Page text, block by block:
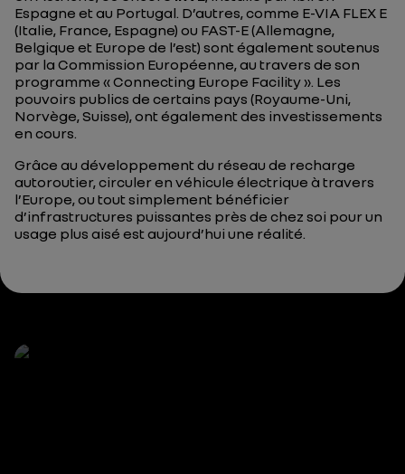
Espagne et au Portugal. D’autres, comme E-VIA FLEX E
(Italie, France, Espagne) ou FAST-E (Allemagne,
Belgique et Europe de l’est) sont également soutenus
par la Commission Européenne, au travers de son
programme « Connecting Europe Facility ». Les
pouvoirs publics de certains pays (Royaume-Uni,
Norvège, Suisse), ont également des investissements
en cours.
Grâce au développement du réseau de recharge
autoroutier, circuler en véhicule électrique à travers
l’Europe, ou tout simplement bénéficier
d’infrastructures puissantes près de chez soi pour un
usage plus aisé est aujourd’hui une réalité.